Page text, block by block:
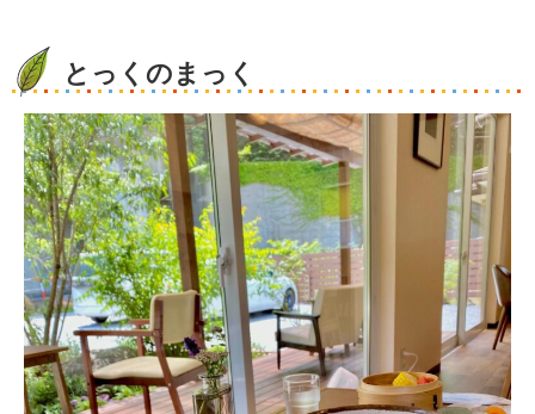
とっくのまっく